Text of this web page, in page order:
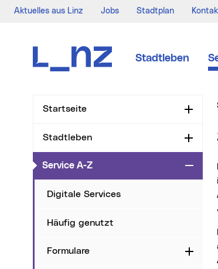
Aktuelles aus Linz Jobs Stadtplan
Stadtleben
Startseite
Stadtleben
Service A-Z(aktueller Menüpunkt)
Digitale Services
Häufig genutzt
Formulare